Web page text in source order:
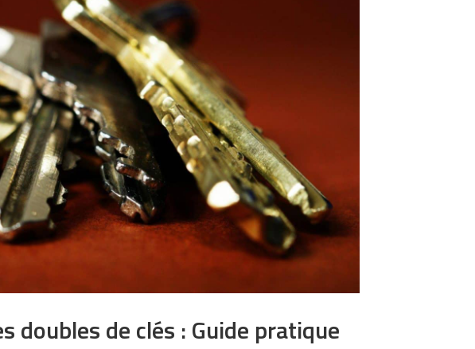
doubles de clés : Guide pratique